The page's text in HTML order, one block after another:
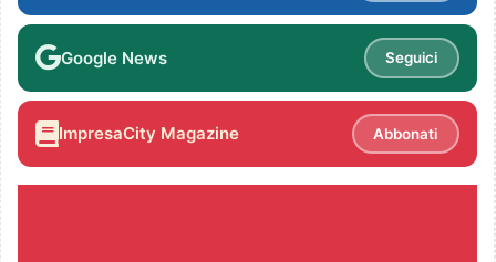
Google News Seguici
ImpresaCity Magazine Abbonati